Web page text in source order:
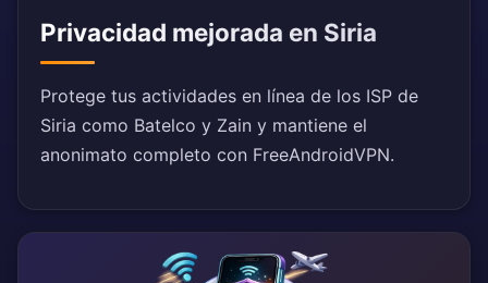
Privacidad mejorada en Siria
Protege tus actividades en línea de los ISP de
Siria como Batelco y Zain y mantiene el
anonimato completo con FreeAndroidVPN.